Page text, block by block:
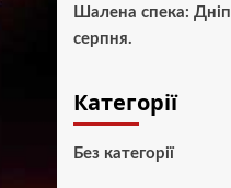
Шалена спека:
серпня.
Категорії
Без категорії